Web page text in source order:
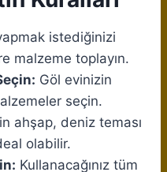
istediğinizi
malzeme toplayın.
Göl evinizin
seçin.
ahşap, deniz teması
olabilir.
Kullanacağınız tüm